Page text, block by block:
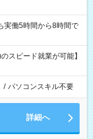
スピード就業が可能】
/ パソコンスキル不要
詳細へ